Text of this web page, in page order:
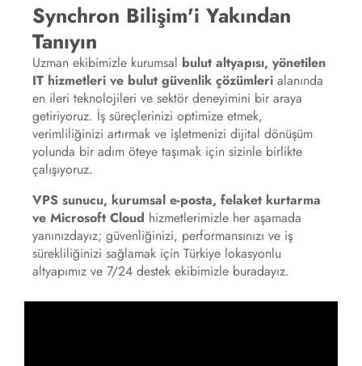
Synchron Bilişim'i Yakından
Tanıyın
Uzman ekibimizle kurumsal bulut altyapısı, yönetilen
IT hizmetleri ve bulut güvenlik çözümleri alanında
en ileri teknolojileri ve sektör deneyimini bir araya
getiriyoruz. İş süreçlerinizi optimize etmek,
verimliliğinizi artırmak ve işletmenizi dijital dönüşüm
yolunda bir adım öteye taşımak için sizinle birlikte
çalışıyoruz.
VPS sunucu, kurumsal e-posta, felaket kurtarma
ve Microsoft Cloud hizmetlerimizle her aşamada
yanınızdayız; güvenliğinizi, performansınızı ve iş
sürekliliğinizi sağlamak için Türkiye lokasyonlu
altyapımız ve 7/24 destek ekibimizle buradayız.